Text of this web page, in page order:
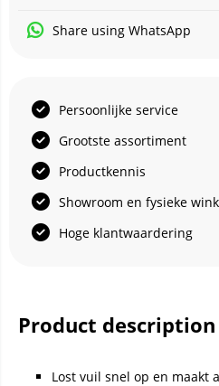
Share using WhatsApp
Persoonlijke service
Grootste assortiment
Productkennis
Showroom en fysieke
Hoge klantwaardering
Product description
Lost vuil snel op en maakt